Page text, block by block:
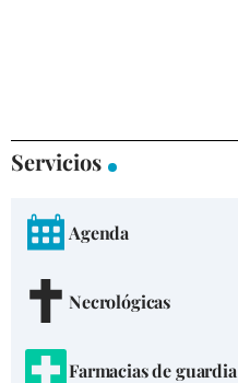
Servicios
Agenda
Necrológicas
Farmacias de guardia